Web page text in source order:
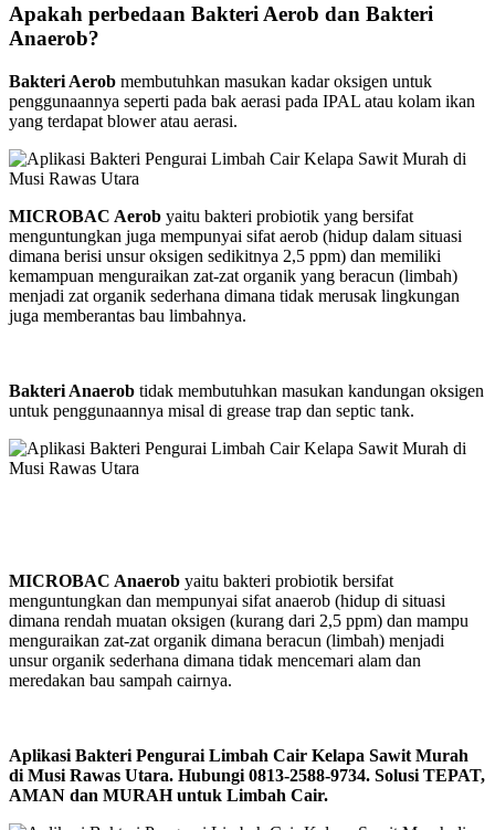
Apakah perbedaan Bakteri Aerob dan Bakteri
Anaerob?
Bakteri Aerob membutuhkan masukan kadar oksigen untuk
penggunaannya seperti pada bak aerasi pada IPAL atau kolam ikan
yang terdapat blower atau aerasi.
MICROBAC Aerob yaitu bakteri probiotik yang bersifat
menguntungkan juga mempunyai sifat aerob (hidup dalam situasi
dimana berisi unsur oksigen sedikitnya 2,5 ppm) dan memiliki
kemampuan menguraikan zat-zat organik yang beracun (limbah)
menjadi zat organik sederhana dimana tidak merusak lingkungan
juga memberantas bau limbahnya.
Bakteri Anaerob tidak membutuhkan masukan kandungan oksigen
untuk penggunaannya misal di grease trap dan septic tank.
MICROBAC Anaerob yaitu bakteri probiotik bersifat
menguntungkan dan mempunyai sifat anaerob (hidup di situasi
dimana rendah muatan oksigen (kurang dari 2,5 ppm) dan mampu
menguraikan zat-zat organik dimana beracun (limbah) menjadi
unsur organik sederhana dimana tidak mencemari alam dan
meredakan bau sampah cairnya.
Aplikasi Bakteri Pengurai Limbah Cair Kelapa Sawit Murah
di Musi Rawas Utara. Hubungi 0813-2588-9734. Solusi TEPAT,
AMAN dan MURAH untuk Limbah Cair.